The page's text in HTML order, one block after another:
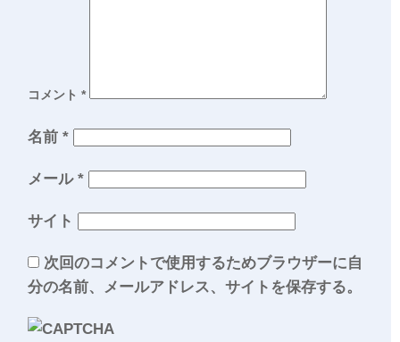
コメント *
名前 *
メール *
サイト
次回のコメントで使用するためブラウザーに自
分の名前、メールアドレス、サイトを保存する。